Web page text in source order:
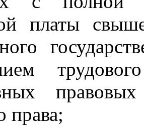
платы
права;